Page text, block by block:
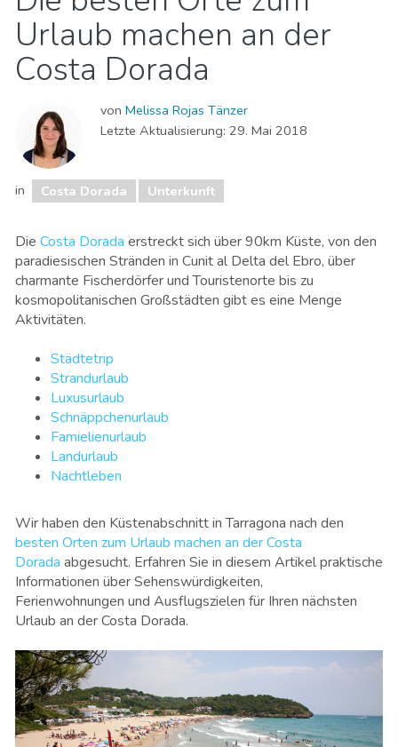
Museen & Kunst
Natur & Freizeit
Strände
Unterkunft
Urlaub machen an der
Costa Dorada
von Melissa Rojas Tänzer
Letzte Aktualisierung: 29. Mai 2018
in Costa Dorada Unterkunft
Die Costa Dorada erstreckt sich über 90km Küste, von den
paradiesischen Stränden in Cunit al Delta del Ebro, über
charmante Fischerdörfer und Touristenorte bis zu
kosmopolitanischen Großstädten gibt es eine Menge
Aktivitäten.
Städtetrip
Strandurlaub
Luxusurlaub
Schnäppchenurlaub
Famielienurlaub
Landurlaub
Nachtleben
Wir haben den Küstenabschnitt in Tarragona nach den
besten Orten zum Urlaub machen an der Costa
Dorada abgesucht. Erfahren Sie in diesem Artikel praktische
Informationen über Sehenswürdigkeiten,
Ferienwohnungen und Ausflugszielen für Ihren nächsten
Urlaub an der Costa Dorada.